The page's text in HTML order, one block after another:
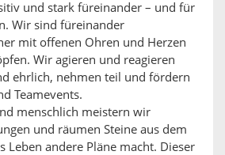
und stark füreinander – und für
Wir sind füreinander
mit offenen Ohren und Herzen
Wir agieren und reagieren
ehrlich, nehmen teil und fördern
Teamevents.
menschlich meistern wir
und räumen Steine aus dem
Leben andere Pläne macht. Dieser